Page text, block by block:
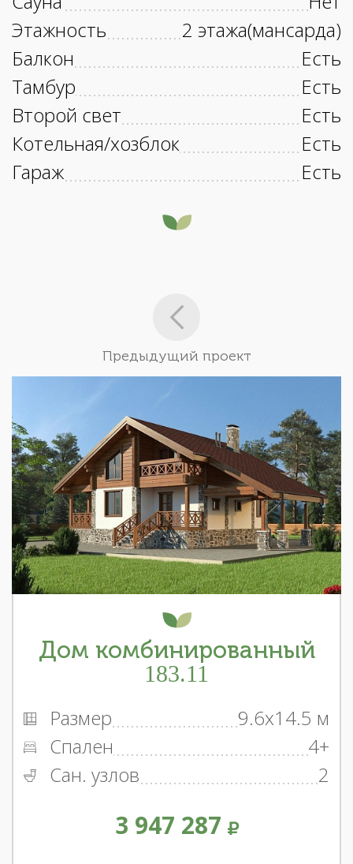
Этажность
2 этажа(мансарда)
Балкон
Есть
Тамбур
Есть
Второй свет
Есть
Котельная/хозблок
Есть
Гараж
Есть
Предыдущий проект
Дом комбинированный
183.11
Размер
9.6x14.5 м
Спален
4+
Сан. узлов
2
3 947 287